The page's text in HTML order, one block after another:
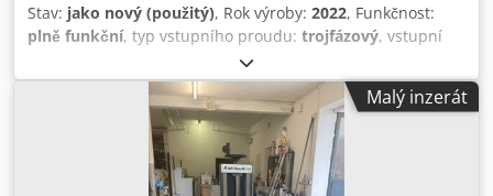
Stav: jako nový (použitý), Rok výroby: 2022, Funkčnost:
plně funkční, typ vstupního proudu: trojfázový, vstupní
56 kW (76,14 k)
10 000 kg, Na prodej je vysoce výkonná profilovací linka
(válcovací stroj) T153 pro výrobu plechových profilů (153
mm). Rok výroby: 2022 Stav: Perfektní (prakticky nové
zařízení). Stroj prošel pouze minimálním záběhem –
zpracoval maximálně 50 tun materiálu. Hlavní výhoda:
Malý inzerát